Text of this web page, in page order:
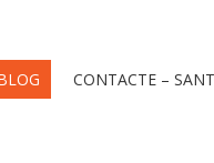
CONTACTE –